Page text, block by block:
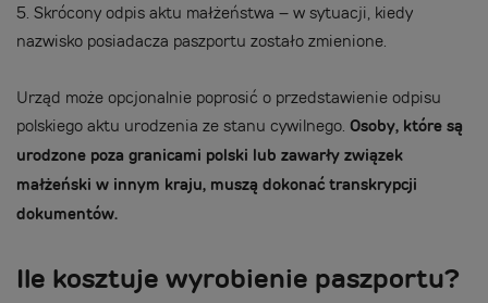
5. Skrócony odpis aktu małżeństwa – w sytuacji, kiedy
nazwisko posiadacza paszportu zostało zmienione.
Urząd może opcjonalnie poprosić o przedstawienie odpisu
polskiego aktu urodzenia ze stanu cywilnego. Osoby, które są
urodzone poza granicami polski lub zawarły związek
małżeński w innym kraju, muszą dokonać transkrypcji
dokumentów.
Ile kosztuje wyrobienie paszportu?